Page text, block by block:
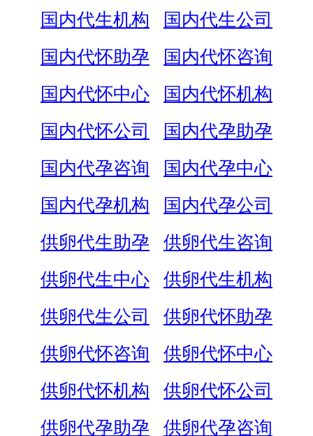
国内代生机构
国内代生公司
国内代怀助孕
国内代怀咨询
国内代怀中心
国内代怀机构
国内代怀公司
国内代孕助孕
国内代孕咨询
国内代孕中心
国内代孕机构
国内代孕公司
供卵代生助孕
供卵代生咨询
供卵代生中心
供卵代生机构
供卵代生公司
供卵代怀助孕
供卵代怀咨询
供卵代怀中心
供卵代怀机构
供卵代怀公司
供卵代孕助孕
供卵代孕咨询